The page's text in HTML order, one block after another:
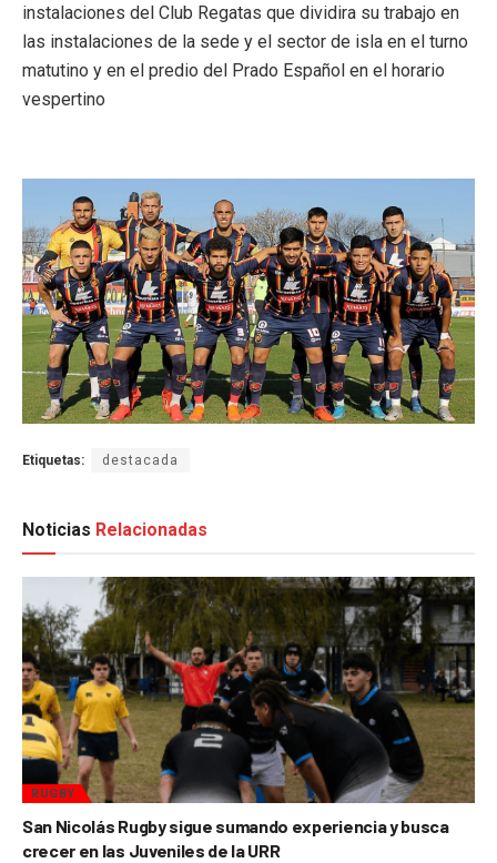
instalaciones del Club Regatas que dividira su trabajo en
las instalaciones de la sede y el sector de isla en el turno
matutino y en el predio del Prado Español en el horario
vespertino
Etiquetas: destacada
Noticias Relacionadas
RUGBY
San Nicolás Rugby sigue sumando experiencia y busca
crecer en las Juveniles de la URR